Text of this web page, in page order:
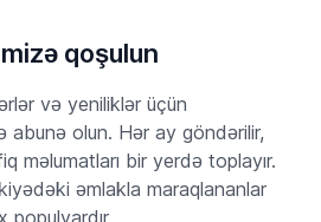
qoşulun
və yeniliklər üçün
abunə olun. Hər ay göndərilir,
məlumatları bir yerdə toplayır.
əmlakla maraqlananlar